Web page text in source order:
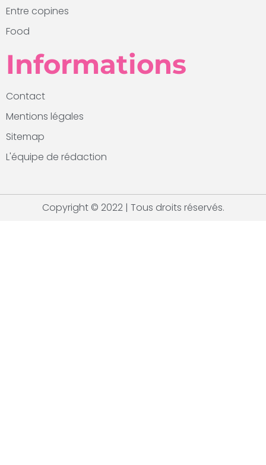
Entre copines
Food
Informations
Contact
Mentions légales
Sitemap
L'équipe de rédaction
Copyright © 2022 | Tous droits réservés.